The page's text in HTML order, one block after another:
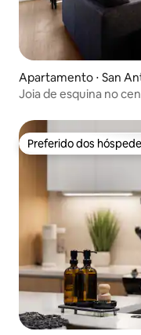
Apartamento ⋅ San
Joia de esquina no
Preferido dos
Preferido dos